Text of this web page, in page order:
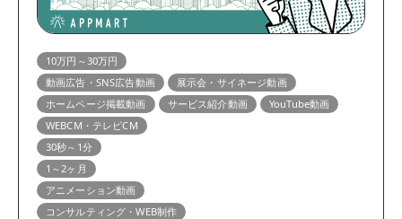
10万円～30万円
動画広告・SNS広告動画
展示会・サイネージ動画
ホームページ掲載動画
サービス紹介動画
YouTube動画
WEBCM・テレビCM
30秒～1分
1～2ヶ月
アニメーション動画
コンサルティング・WEB制作